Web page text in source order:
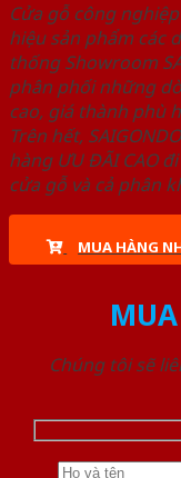
Cửa gỗ công
hiệu sản phẩm các
thống Showroom
phân phối những
cao, giá thành phù
Trên hết,
hàng ƯU ĐÃI CAO
cửa gỗ và cả phân
MUA HÀNG
Chúng tôi sẽ